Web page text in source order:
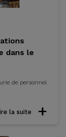
dans le
de personnel
la suite